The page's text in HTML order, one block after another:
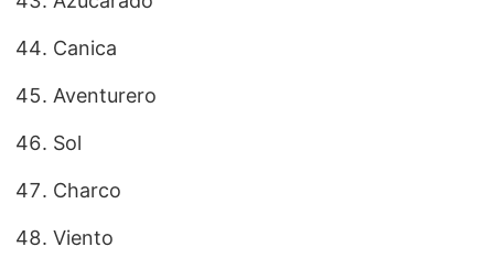
Canica
Aventurero
Sol
Charco
Viento